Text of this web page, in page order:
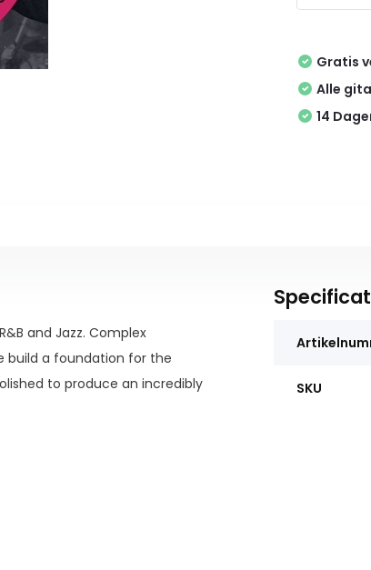
Gratis
Alle
14
and Jazz. Complex
build a foundation for the
to produce an incredibly
SKU